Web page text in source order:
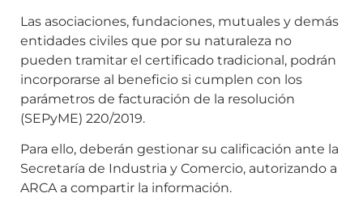
Las asociaciones, fundaciones, mutuales y demás
entidades civiles que por su naturaleza no
pueden tramitar el certificado tradicional, podrán
incorporarse al beneficio si cumplen con los
parámetros de facturación de la resolución
(SEPyME) 220/2019.
Para ello, deberán gestionar su calificación ante la
Secretaría de Industria y Comercio, autorizando a
ARCA a compartir la información.